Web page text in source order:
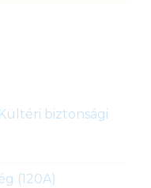
biztonsági
(120A)